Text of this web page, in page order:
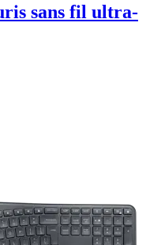
sans fil ultra-